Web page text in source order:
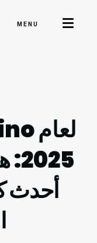
MENU
2025: هل يمكن
أحدث